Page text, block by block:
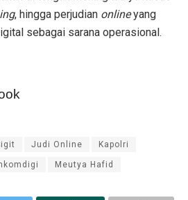
, hingga perjudian onlineyang
sebagai sarana operasional.
Judi Online Kapolri
Meutya Hafid